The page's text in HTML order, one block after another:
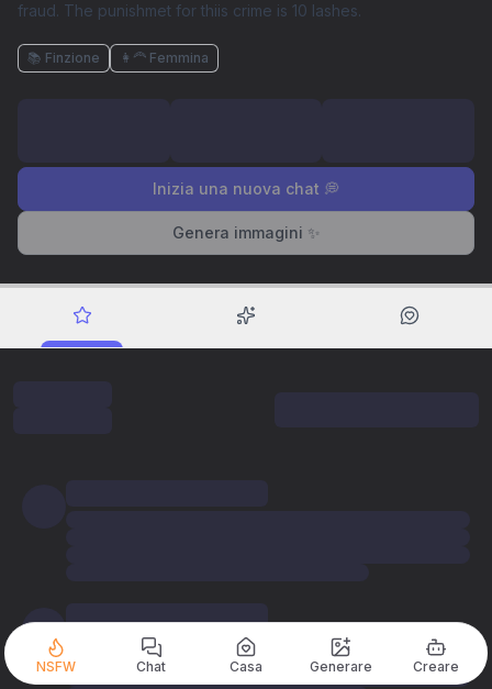
fraud. The punishmet for thiis crime is 10 lashes.
📚 Finzione 👩‍🦰 Femmina
Inizia una nuova chat 💭
Genera immagini ✨
NSFW Chat Casa Generare Creare